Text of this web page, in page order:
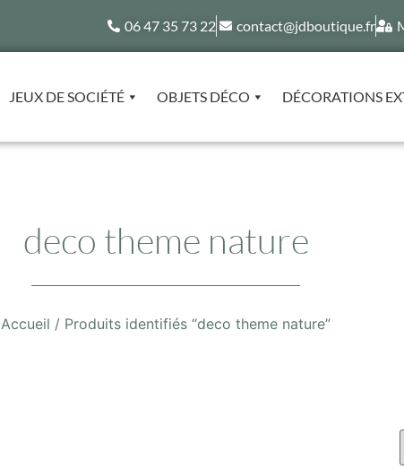
06 47 35 73 22 contact@jdboutique.fr
JEUX DE SOCIÉTÉ OBJETS DÉCO DÉCORATIONS
deco theme nature
Accueil / Produits identifiés “deco theme nature”